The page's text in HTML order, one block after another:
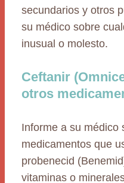
secundarios y otros
su médico sobre
inusual o molesto.
Ceftanir
otros
Informe a su médico
medicamentos que
probenecid
vitaminas o